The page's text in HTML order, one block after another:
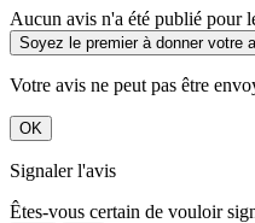
Aucun avis n'a été publié pour
Soyez le premier à donner votre
Votre avis ne peut pas être
OK
Signaler l'avis
Êtes-vous certain de vouloir